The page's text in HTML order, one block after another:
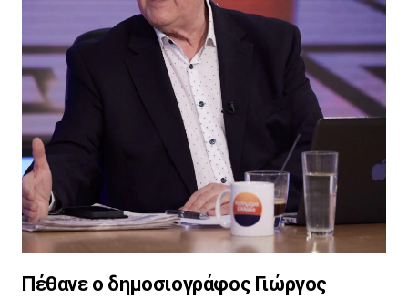
Πέθανε ο δημοσιογράφος Γιώργος